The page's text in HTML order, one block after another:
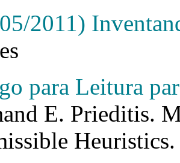
2011)
para Leitura
E. Prieditis.
Heuristics.